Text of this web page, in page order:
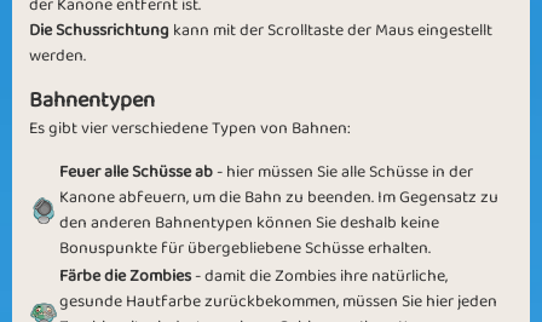
Zombie Break
Zombie Meal Star Prodigy
Die Schussrichtung kann mit der Scrolltaste der Maus eingestellt
werden.
Bahnentypen
Es gibt vier verschiedene Typen von Bahnen:
Feuer alle Schüsse ab- hier müssen Sie alle Schüsse in der
Kanone abfeuern, um die Bahn zu beenden. Im Gegensatz zu
den anderen Bahnentypen können Sie deshalb keine
Bonuspunkte für übergebliebene Schüsse erhalten.
Färbe die Zombies- damit die Zombies ihre natürliche,
gesunde Hautfarbe zurückbekommen, müssen Sie hier jeden